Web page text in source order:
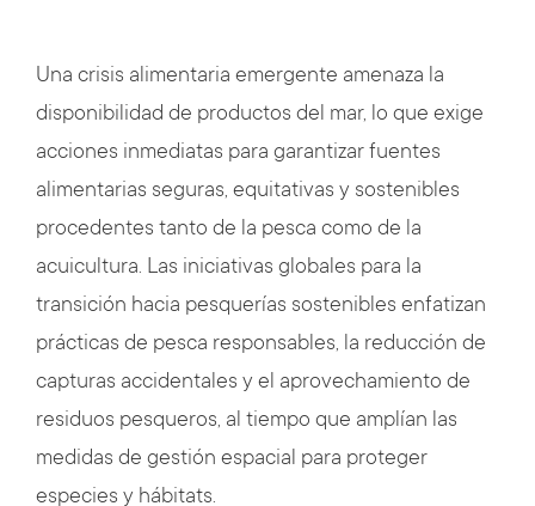
Una crisis alimentaria emergente amenaza la
disponibilidad de productos del mar, lo que exige
acciones inmediatas para garantizar fuentes
alimentarias seguras, equitativas y sostenibles
procedentes tanto de la pesca como de la
acuicultura. Las iniciativas globales para la
transición hacia pesquerías sostenibles enfatizan
prácticas de pesca responsables, la reducción de
capturas accidentales y el aprovechamiento de
residuos pesqueros, al tiempo que amplían las
medidas de gestión espacial para proteger
especies y hábitats.